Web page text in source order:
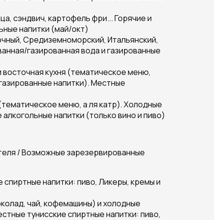
сэндвич, картофель фри... Горячие и
напитки (май/окт)
Средиземноморский, Итальянский,
газированная вода и газированные
кухня (тематическое меню,
напитки). Местные
меню, а ля катр). Холодные
напитки (только вино и пиво)
/ Возможные зарезервированные
напитки: пиво, Ликеры, кремы и
чай, кофемашины) и холодные
тунисские спиртные напитки: пиво,